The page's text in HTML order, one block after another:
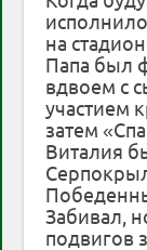
на
Папа был
вдвоем с
участием
затем
Виталия
Забивал,
подвигов